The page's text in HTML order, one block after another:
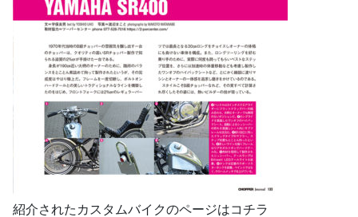
紹介されたカスタムバイクのページはコチラ